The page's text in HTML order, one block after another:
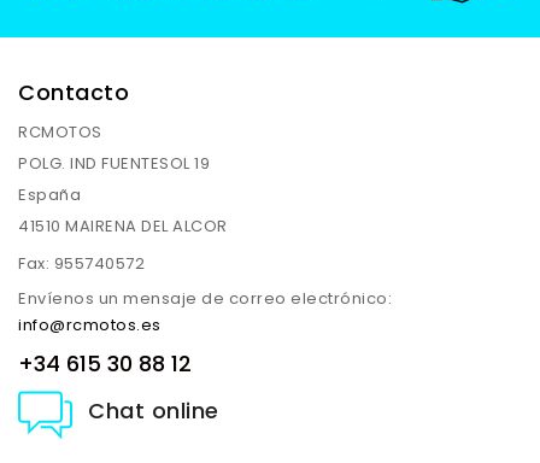
Contacto
RCMOTOS
POLG. IND FUENTESOL 19
España
41510 MAIRENA DEL ALCOR
Fax: 955740572
Envíenos un mensaje de correo electrónico:
info@rcmotos.es
+34 615 30 88 12
Chat online